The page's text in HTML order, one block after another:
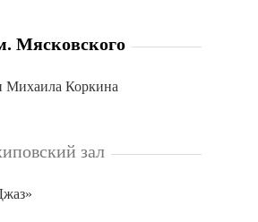
Мясковского
Михаила Коркина
зал